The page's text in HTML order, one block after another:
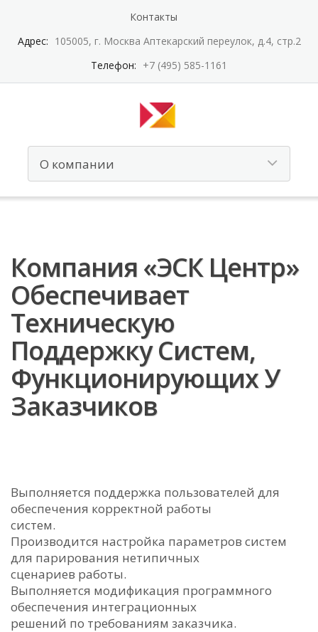
Контакты
Адрес: 105005, г. Москва Аптекарский переулок, д.4, стр.2
Телефон: +7 (495) 585-1161
Компания «ЭСК Центр»
Обеспечивает
Техническую
Поддержку Систем,
Функционирующих У
Заказчиков
Выполняется поддержка пользователей для
обеспечения корректной работы
систем.
Производится настройка параметров систем
для парирования нетипичных
сценариев работы.
Выполняется модификация программного
обеспечения интеграционных
решений по требованиям заказчика.